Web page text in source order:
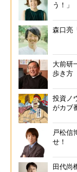
う！」
森口亮
大前研
歩き方
投資ノ
がカブ
戸松信
せ！
田代尚